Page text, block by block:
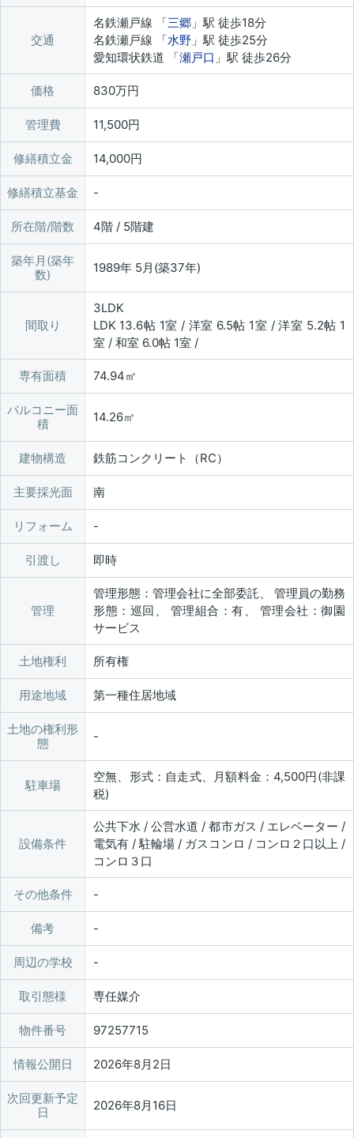
交通
名鉄瀬戸線 「三郷 」駅 徒歩18分
名鉄瀬戸線 「水野 」駅 徒歩25分
愛知環状鉄道 「瀬戸口 」駅 徒歩26分
価格 830万円
管理費 11,500円
修繕積立金 14,000円
修繕積立基金
所在階/階数 4階 / 5階建
築年月(築年
数)
1989年 5月(築37年)
間取り
3LDK
LDK 13.6帖 1室 / 洋室 6.5帖 1室 / 洋室 5.2帖 1
室 / 和室 6.0帖 1室 /
専有面積 74.94㎡
バルコニー面
積
14.26㎡
建物構造 鉄筋コンクリート（RC）
主要採光面 南
リフォーム
引渡し 即時
管理
管理形態：管理会社に全部委託、 管理員の勤務
形態：巡回、 管理組合：有、 管理会社：御園
サービス
土地権利 所有権
用途地域 第一種住居地域
土地の権利形
態
駐車場
空無、形式：自走式、月額料金：4,500円(非課
税)
設備条件
公共下水 / 公営水道 / 都市ガス / エレベーター /
電気有 / 駐輪場 / ガスコンロ / コンロ２口以上 /
コンロ３口
その他条件
備考
周辺の学校
取引態様 専任媒介
物件番号 97257715
情報公開日 2026年8月2日
次回更新予定
日
2026年8月16日